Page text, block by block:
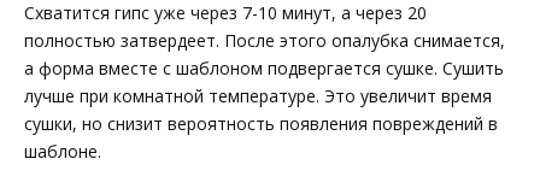
Схватится гипс уже через 7-10 минут, а через 20
полностью затвердеет. После этого опалубка снимается,
а форма вместе с шаблоном подвергается сушке. Сушить
лучше при комнатной температуре. Это увеличит время
сушки, но снизит вероятность появления повреждений в
шаблоне.